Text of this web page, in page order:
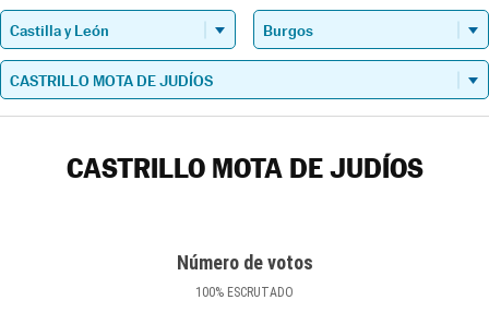
CASTRILLO MOTA DE JUDÍOS
Número de votos
100% ESCRUTADO